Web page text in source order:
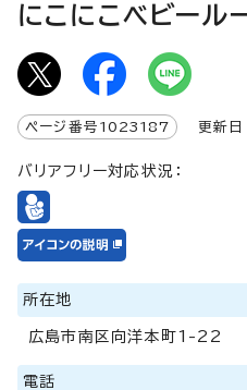
にこにこベビール
ページ番号 1023187 更新日
バリアフリー対応状況：
所在地
広島市南区向洋本町1-22
電話